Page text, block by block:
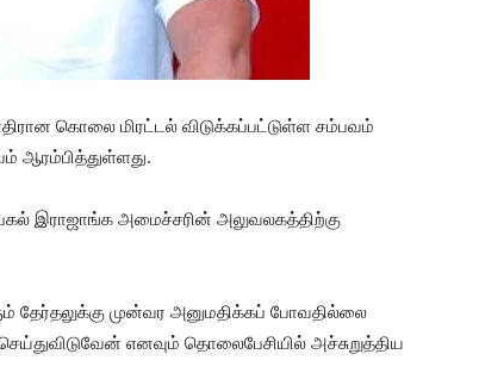
கொலை மிரட்டல் விடுக்கப்பட்டுள்ள சம்பவம்
இராஜாங்க அமைச்சரின் அலுவலகத்திற்கு
முன்வர அனுமதிக்கப் போவதில்லை
எனவும் தொலைபேசியில் அச்சுறுத்திய